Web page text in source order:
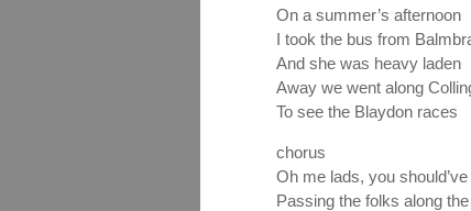
On a summer’s afternoon
I took the bus from
And she was heavy laden
Away we went along
To see the Blaydon races
chorus
Oh me lads, you
Passing the folks along